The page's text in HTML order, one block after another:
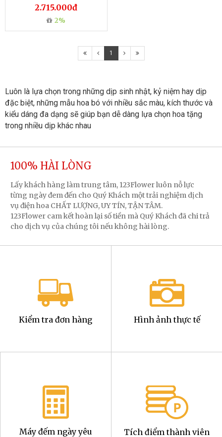
2.715.000đ
2%
1
Luôn là lựa chọn trong những dịp sinh nhật, kỷ niệm hay dịp
đặc biệt, những mẫu hoa bó với nhiều sắc màu, kích thước và
kiểu dáng đa dạng sẽ giúp bạn dễ dàng lựa chọn hoa tặng
trong nhiều dịp khác nhau
100% HÀI LÒNG
Lấy khách hàng làm trung tâm, 123Flower luôn nỗ lực
từng ngày đem đến cho Quý Khách một trải nghiệm dịch
vụ điện hoa CHẤT LƯỢNG, UY TÍN, TẬN TÂM.
123Flower cam kết hoàn lại số tiền mà Quý Khách đã chi trả
cho dịch vụ của chúng tôi nếu không hài lòng.
Kiểm tra đơn hàng Hình ảnh thực tế
Máy đếm ngày yêu Tích điểm thành viên